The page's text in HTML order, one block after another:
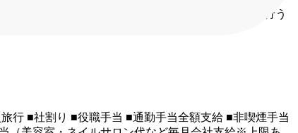
スタート時に東京で二週間の研修などを行う
行 ■社割り ■役職手当 ■通勤手当全額支給 ■非喫煙手当